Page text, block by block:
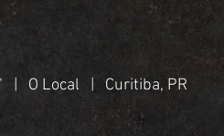
| O Local | Curitiba, PR